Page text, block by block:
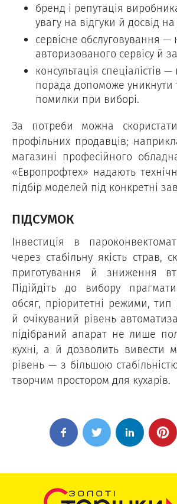
бренд і репутація
увагу на відгуки й досвід
сервісне обслуговування —
авторизованого сервісу й
консультація спеціалістів
порада допоможе уникнути
помилки при виборі.
За потреби можна
профільних продавців;
магазині професійного
«Европрофтех» надають
підбір моделей під конкретні
ПІДСУМОК
Інвестиція в
через стабільну якість страв,
приготування й зниження
Підійдіть до вибору
обсяг, пріоритетні режими, тип
й очікуваний рівень
підібраний апарат не лише
кухні, а й дозволить
рівень — з більшою
творчим простором для кухарів.